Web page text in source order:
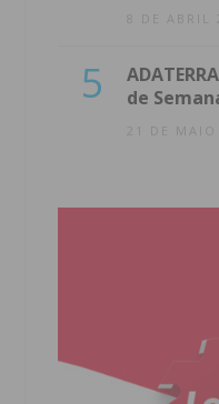
8 DE ABRIL
5
de
21 DE MAIO